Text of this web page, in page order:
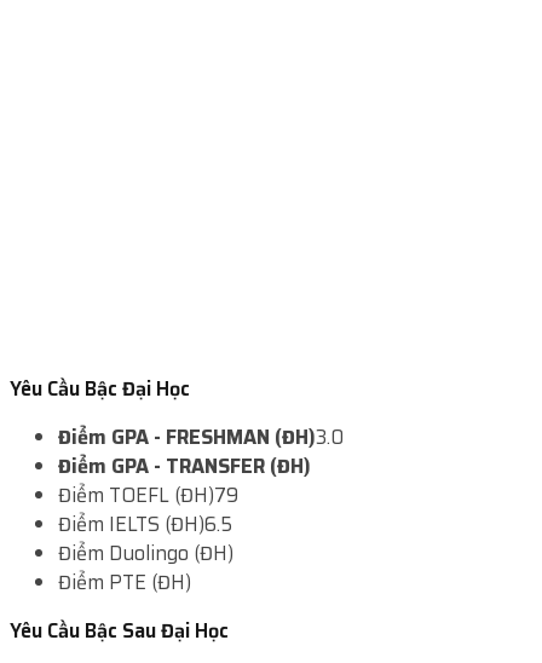
Yêu Cầu Bậc Đại Học
Điểm GPA - FRESHMAN (ĐH)3.0
Điểm GPA - TRANSFER (ĐH)
Điểm TOEFL (ĐH)79
Điểm IELTS (ĐH)6.5
Điểm Duolingo (ĐH)
Điểm PTE (ĐH)
Yêu Cầu Bậc Sau Đại Học